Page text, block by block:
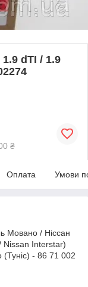
dTI / 1.9
₴
Оплата Умови
Мовано / Ніссан
Nissan Interstar)
- 86 71 002